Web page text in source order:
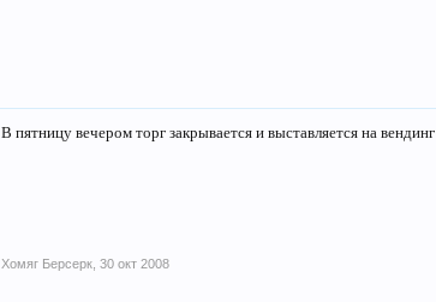
В пятницу вечером торг закрывается и выставляется на вендинг
Хомяг Берсерк 30 окт 2008